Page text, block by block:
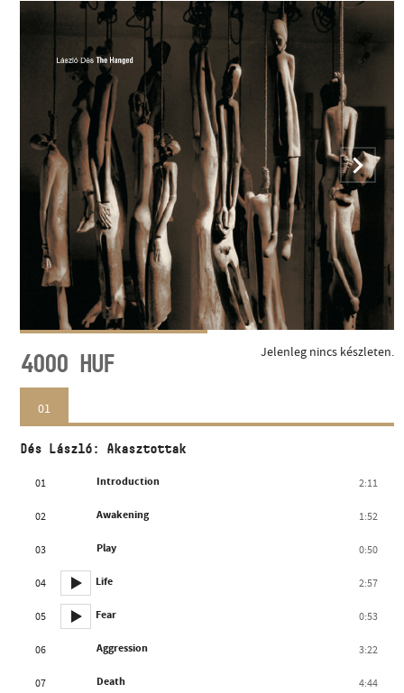
4000 HUF Jelenleg nincs készleten.
01
Dés László: Akasztottak
01 Introduction 2:11
02 Awakening 1:52
03 Play 0:50
04 Life 2:57
05 Fear 0:53
06 Aggression 3:22
07 Death 4:44